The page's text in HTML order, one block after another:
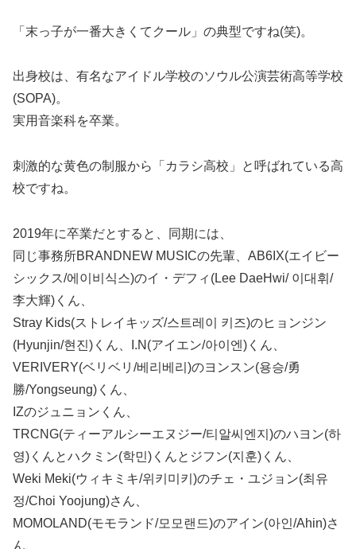
「末っ子が一番大きくてクール」の典型ですね(笑)。
出身校は、有名なアイドル学校のソウル公演芸術高等学校
(SOPA)。
実用音楽科を卒業。
刺激的な黄色の制服から「カラシ高校」と呼ばれている高
校ですね。
2019年に卒業だとすると、同期には、
同じ事務所BRANDNEW MUSICの先輩、AB6IX(エイビー
シックス/에이비식스)のイ・デフィ(Lee DaeHwi/ 이대휘/
李大輝)くん、
Stray Kids(ストレイキッズ/스트레이 키즈)のヒョンジン
(Hyunjin/현진)くん、I.N(アイエン/아이엔)くん、
VERIVERY(ベリベリ/베리베리)のヨンスン(용승/勇
勝/Yongseung)くん、
IZのジュニョンくん、
TRCNG(ティーアルシーエヌジー/티알씨엔지)のハヨン(하
영)くんとハクミン(학민)くんとジフン(지훈)くん、
Weki Meki(ウィキミキ/위키미키)のチェ・ユジョン(최유
정/Choi Yoojung)さん、
MOMOLAND(モモランド/모모랜드)のアイン(아인/Ahin)さ
ん、